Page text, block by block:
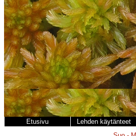
Etusivu Lehden käytänteet